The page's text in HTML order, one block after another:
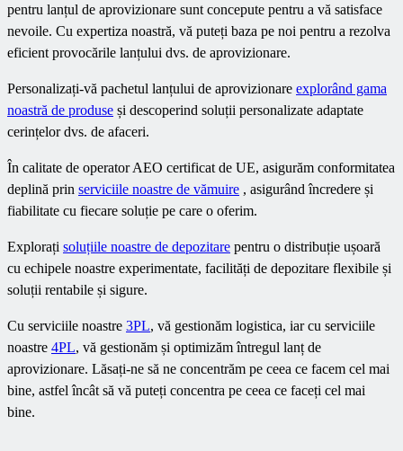
pentru lanțul de aprovizionare sunt concepute pentru a vă satisface
nevoile. Cu expertiza noastră, vă puteți baza pe noi pentru a rezolva
eficient provocările lanțului dvs. de aprovizionare.
Personalizați-vă pachetul lanțului de aprovizionare explorând gama
noastră de produse și descoperind soluții personalizate adaptate
cerințelor dvs. de afaceri.
În calitate de operator AEO certificat de UE, asigurăm conformitatea
deplină prin serviciile noastre de vămuire , asigurând încredere și
fiabilitate cu fiecare soluție pe care o oferim.
Explorați soluțiile noastre de depozitare pentru o distribuție ușoară
cu echipele noastre experimentate, facilități de depozitare flexibile și
soluții rentabile și sigure.
Cu serviciile noastre 3PL, vă gestionăm logistica, iar cu serviciile
noastre 4PL, vă gestionăm și optimizăm întregul lanț de
aprovizionare. Lăsați-ne să ne concentrăm pe ceea ce facem cel mai
bine, astfel încât să vă puteți concentra pe ceea ce faceți cel mai
bine.